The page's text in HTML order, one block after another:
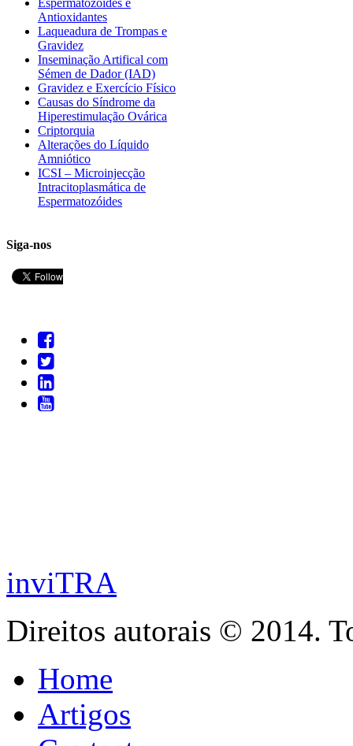
Antioxidantes
Laqueadura de Trompas e
Gravidez
Inseminação Artifical com
Sémen de Dador (IAD)
Gravidez e Exercício Físico
Causas do Síndrome da
Hiperestimulação Ovárica
Criptorquia
Alterações do Líquido
Amniótico
ICSI – Microinjecção
Intracitoplasmática de
Espermatozóides
Siga-nos
inviTRA
Direitos autorais © 2014.
Home
Artigos